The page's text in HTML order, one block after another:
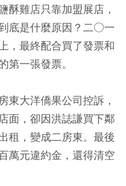
酥雞店只靠加盟展店，
底是什麼原因？二○一
，最終配合買了發票和
第一張發票。
東大洋僑果公司控訴，
面，卻因洪誌謙買下鄰
租，變成二房東。最後
萬元違約金，還得清空